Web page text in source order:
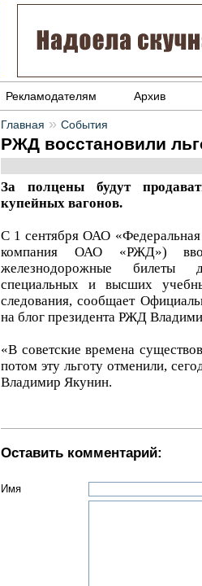
Рекламодателям Архив
Главная » События
РЖД восстановили
За полцены будут
купейных вагонов.
С 1 сентября ОАО
компания ОАО «РЖД»)
железнодорожные билеты
специальных и высших
следования, сообщает
на блог президента РЖД
«В советские времена
потом эту льготу отменили,
Владимир Якунин.
Оставить комментарий:
Имя